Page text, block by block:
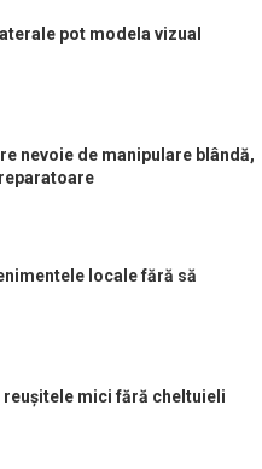
pot modela vizual
nevoie de manipulare blândă,
locale fără să
mici fără cheltuieli